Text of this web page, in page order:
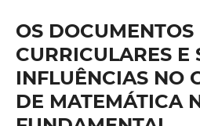
OS DOCUMENTOS
CURRICULARES E
INFLUÊNCIAS NO
DE MATEMÁTICA